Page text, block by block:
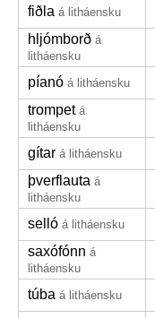
fiðla á litháensku
hljómborð á
litháensku
píanó á litháensku
trompet á
litháensku
gítar á litháensku
þverflauta á
litháensku
selló á litháensku
saxófónn á
litháensku
túba á litháensku